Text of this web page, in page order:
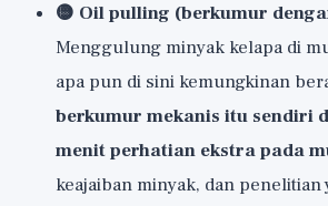
🟡 Oil pulling (berkumur
Menggulung minyak kelapa di
apa pun di sini kemungkinan
berkumur mekanis itu sendiri
menit perhatian ekstra pada
keajaiban minyak, dan penelitian